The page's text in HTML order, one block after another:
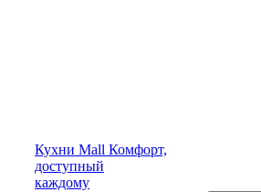
Кухни Mall Комфорт,
доступный
каждому